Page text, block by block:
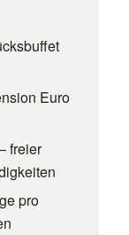
Euro
freier
pro